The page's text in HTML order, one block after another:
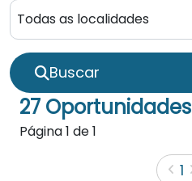
Buscar
27 Oportunidades
Página1 de1
1